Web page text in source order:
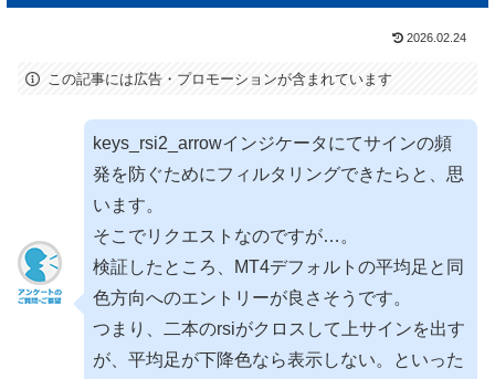
2026.02.24
この記事には広告・プロモーションが含まれています
keys_rsi2_arrowインジケータにてサインの頻
発を防ぐためにフィルタリングできたらと、思
います。
そこでリクエストなのですが…。
検証したところ、MT4デフォルトの平均足と同
色方向へのエントリーが良さそうです。
つまり、二本のrsiがクロスして上サインを出す
が、平均足が下降色なら表示しない。といった